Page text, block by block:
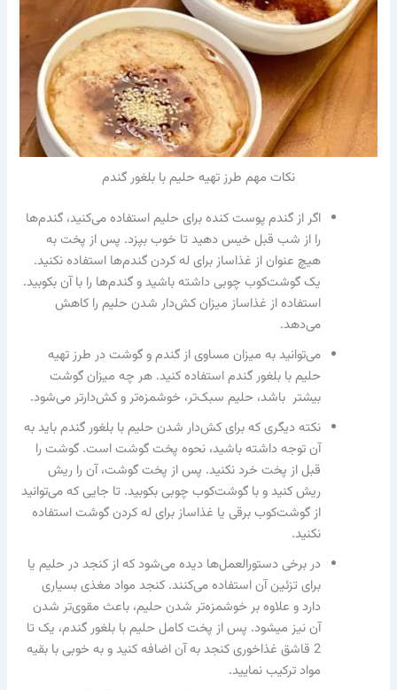
نکات مهم طرز تهیه حلیم با بلغور گندم
اگر از گندم پوست‌ کنده برای حلیم استفاده می‌کنید، گندم‌ها
را از شب قبل خیس دهید تا خوب بپزد. پس از پخت به
هیچ عنوان از غذاساز برای له کردن گندم‌ها استفاده نکنید.
یک گوشت‌کوب چوبی داشته باشید و گندم‌ها را با آن بکوبید.
استفاده از غذاساز میزان کش‌دار شدن حلیم را کاهش
می‌دهد.
می‌توانید به میزان مساوی از گندم و گوشت در طرز تهیه
حلیم با بلغور گندم استفاده کنید. هر چه میزان گوشت
بیشتر باشد، حلیم سبک‌تر، خوشمزه‌تر و کش‌دارتر می‌شود.
نکته دیگری که برای کش‌دار شدن حلیم با بلغور گندم باید به
آن توجه داشته باشید­، نحوه پخت گوشت است. گوشت را
قبل از پخت خرد نکنید. پس از پخت گوشت، آن را ریش
ریش کنید و با گوشت‌کوب چوبی بکوبید. تا جایی که می‌توانید
از گوشت‌کوب برقی یا غذاساز برای له کردن گوشت استفاده
نکنید.
در برخی دستورالعمل‌ها دیده می‌شود که از کنجد در حلیم یا
برای تزئین آن استفاده می‌کنند. کنجد مواد مغذی بسیاری
دارد و علاوه بر خوشمزه‌تر شدن حلیم، باعث مقوی‌تر شدن
آن نیز می‎شود. پس از پخت کامل حلیم با بلغور گندم، یک تا
2 قاشق غذاخوری کنجد به آن اضافه کنید و به خوبی با بقیه
مواد ترکیب نمایید.